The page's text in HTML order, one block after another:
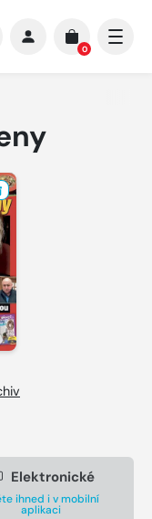
0
Elektronické
ihned i v mobilní
aplikaci